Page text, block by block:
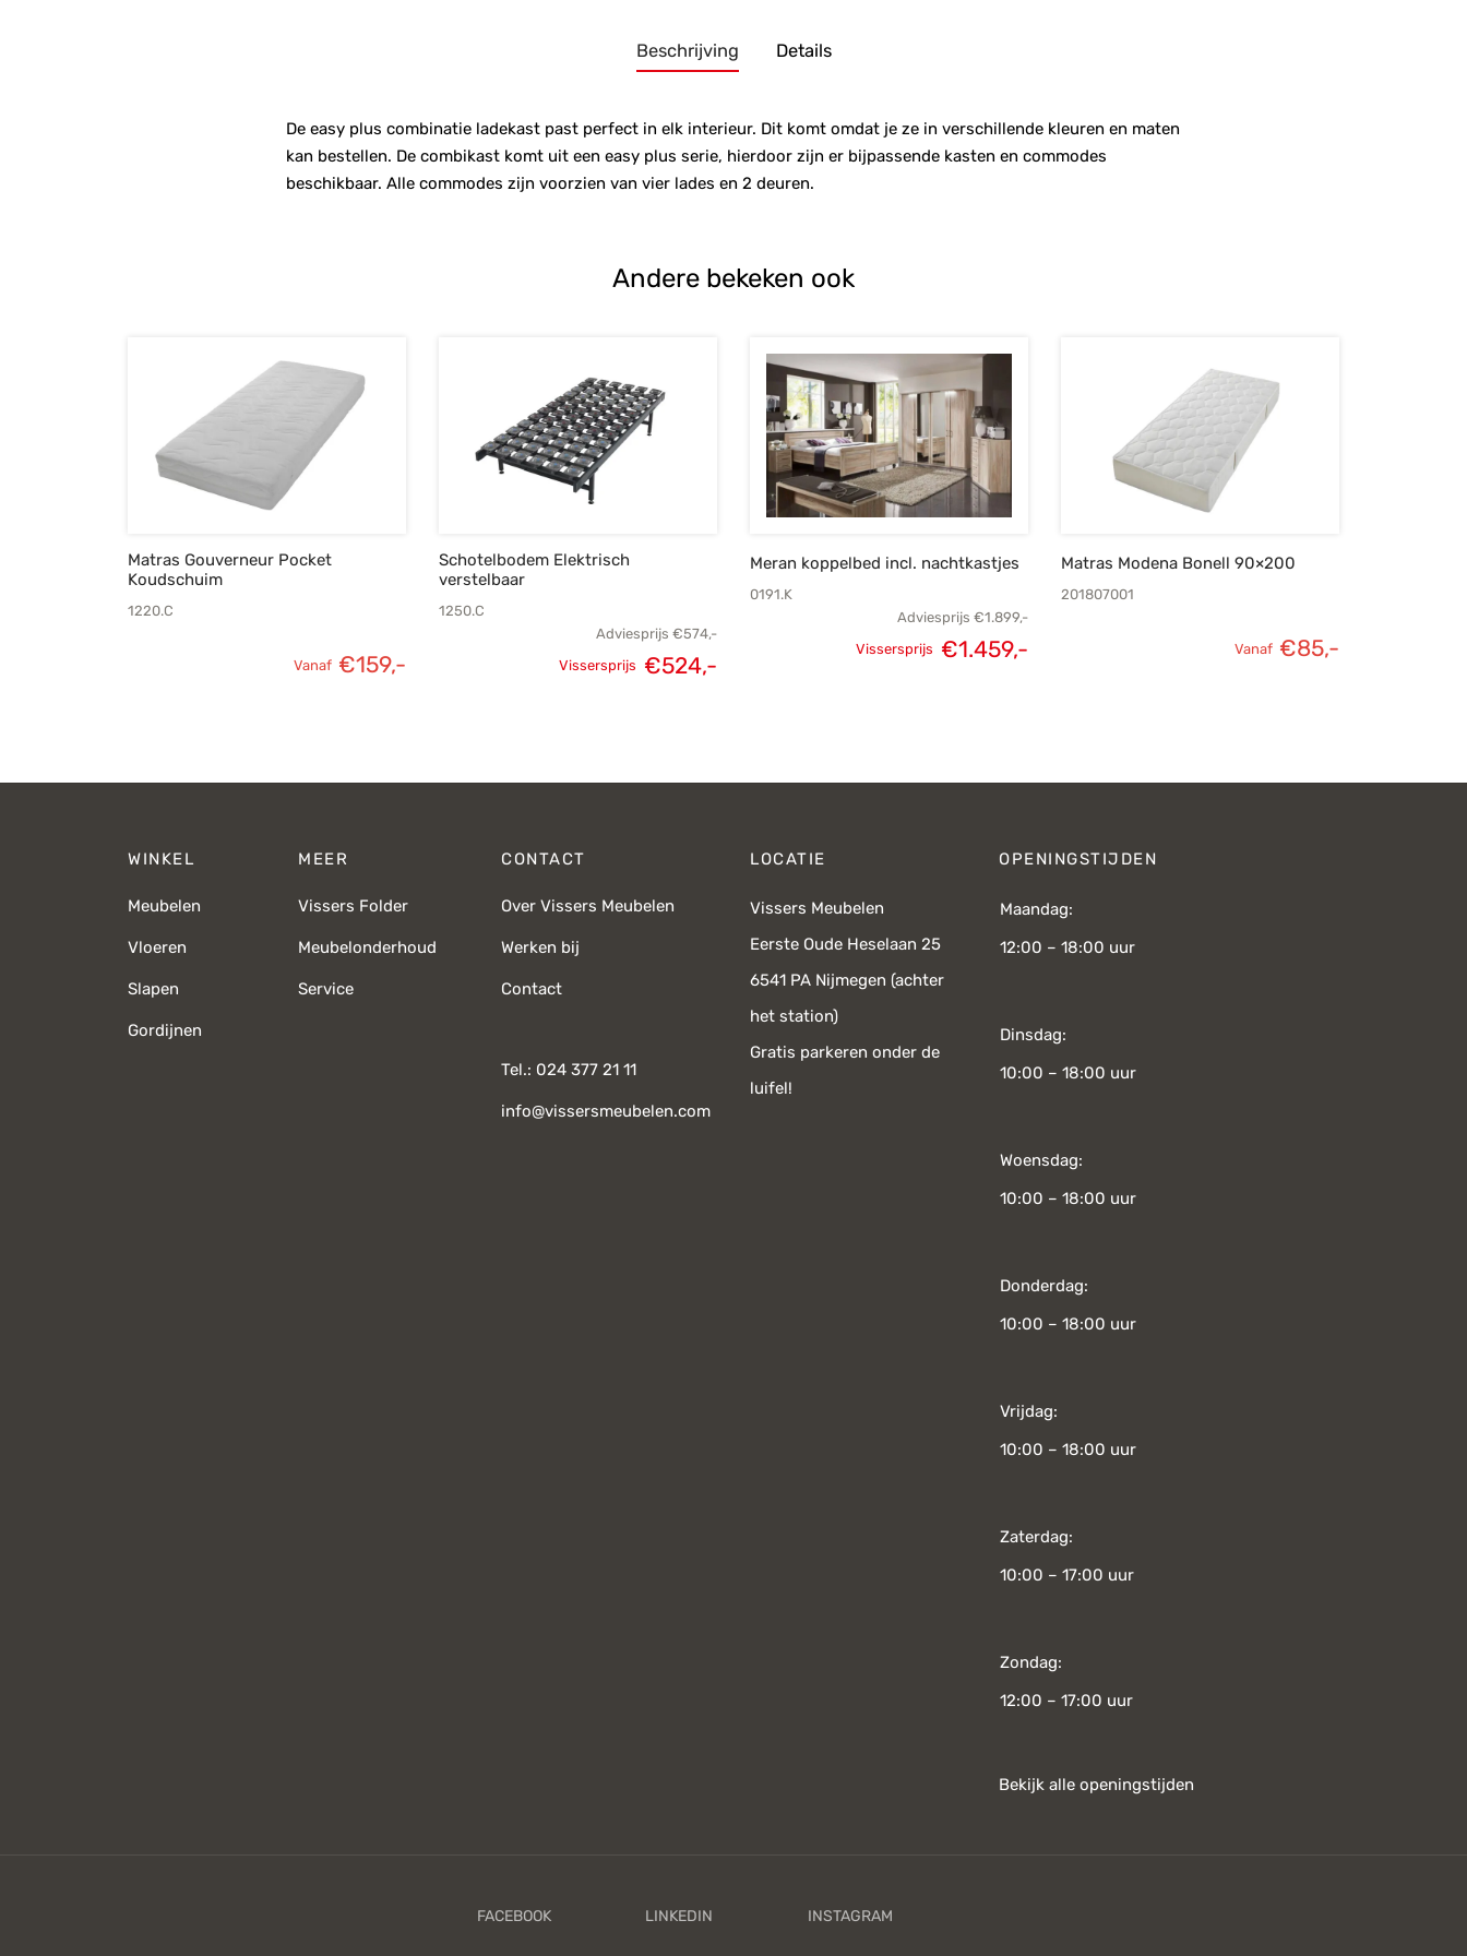
Beschrijving Details
De easy plus combinatie ladekast past perfect in elk interieur. Dit komt omdat je ze in verschillende kleuren en maten
kan bestellen. De combikast komt uit een easy plus serie, hierdoor zijn er bijpassende kasten en commodes
beschikbaar. Alle commodes zijn voorzien van vier lades en 2 deuren.
Andere bekeken ook
Matras Gouverneur Pocket
Koudschuim
1220.C
Vanaf €159,-
Schotelbodem Elektrisch
verstelbaar
1250.C
Adviesprijs €574,-
Oorspronkelijke
Vissersprijs €524,-
Meran koppelbed incl. nachtkastjes
0191.K
Adviesprijs €1.899,-
Vissersprijs €1.459,-
Matras Modena Bonell 90×200
201807001
Vanaf €85,-
WINKEL
Meubelen
Vloeren
Slapen
Gordijnen
MEER
Vissers Folder
Meubelonderhoud
Service
CONTACT
Over Vissers Meubelen
Werken bij
Contact
Tel.: 024 377 21 11
info@vissersmeubelen.com
LOCATIE
Vissers Meubelen
Eerste Oude Heselaan 25
6541 PA Nijmegen (achter
het station)
Gratis parkeren onder de
luifel!
OPENINGSTIJDEN
Maandag:
12:00 – 18:00 uur
Dinsdag:
10:00 – 18:00 uur
Woensdag:
10:00 – 18:00 uur
Donderdag:
10:00 – 18:00 uur
Vrijdag:
10:00 – 18:00 uur
Zaterdag:
10:00 – 17:00 uur
Zondag:
12:00 – 17:00 uur
Bekijk alle openingstijden